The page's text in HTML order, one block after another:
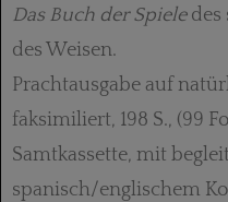
Das Buch der Spieledes
des Weisen.
Prachtausgabe auf
faksimiliert, 198 S., (99
Samtkassette, mit
spanisch/englischem